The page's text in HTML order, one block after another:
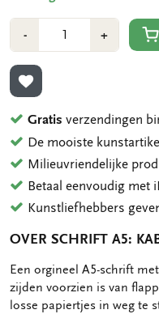
-Min
1
+Plus
1
TOEVOEGEN AAN
Gratis verzendingen
De mooiste
Milieuvriendelijke
Betaal eenvoudig met
Kunstliefhebbers
OVER SCHRIFT A5:
OMSCHRIJVING
Een orgineel A5-schrift
zijden voorzien is van
losse papiertjes in weg te